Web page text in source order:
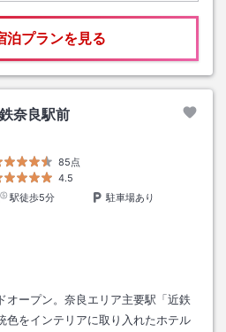
泊プランを見る
奈良駅前
85点
4.5
駅徒歩5分
駐車場あり
オープン。奈良エリア主要駅「近鉄
色をインテリアに取り入れたホテル